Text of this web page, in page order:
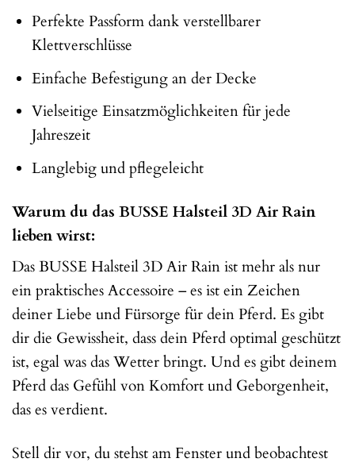
Perfekte Passform dank verstellbarer
Klettverschlüsse
Einfache Befestigung an der Decke
Vielseitige Einsatzmöglichkeiten für jede
Jahreszeit
Langlebig und pflegeleicht
Warum du das BUSSE Halsteil 3D Air Rain
lieben wirst:
Das BUSSE Halsteil 3D Air Rain ist mehr als nur
ein praktisches Accessoire – es ist ein Zeichen
deiner Liebe und Fürsorge für dein Pferd. Es gibt
dir die Gewissheit, dass dein Pferd optimal geschützt
ist, egal was das Wetter bringt. Und es gibt deinem
Pferd das Gefühl von Komfort und Geborgenheit,
das es verdient.
Stell dir vor, du stehst am Fenster und beobachtest